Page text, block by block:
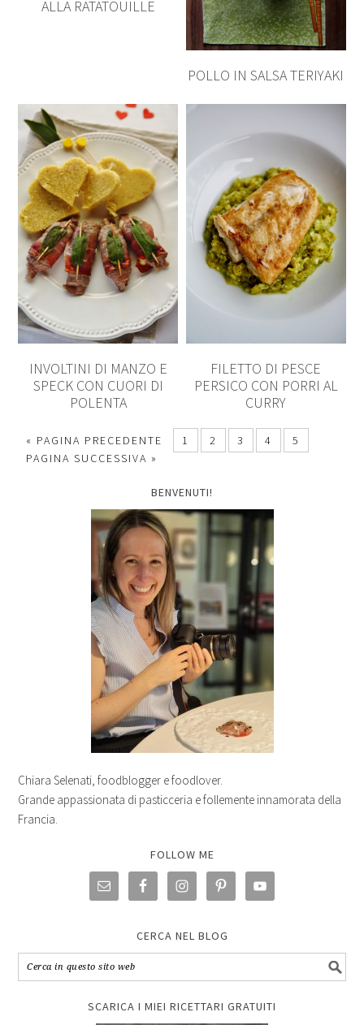
ALLA RATATOUILLE
POLLO IN SALSA TERIYAKI
INVOLTINI DI MANZO E
SPECK CON CUORI DI
POLENTA
FILETTO DI PESCE
PERSICO CON PORRI AL
CURRY
« PAGINA PRECEDENTE 1 2 3 4
5
PAGINA SUCCESSIVA »
BENVENUTI!
Chiara Selenati, foodblogger e foodlover.
Grande appassionata di pasticceria e follemente innamorata della
Francia.
FOLLOW ME
CERCA NEL BLOG
SCARICA I MIEI RICETTARI GRATUITI